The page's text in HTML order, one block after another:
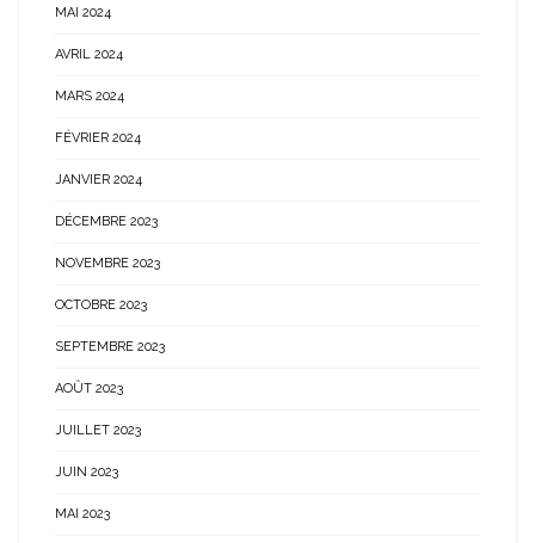
MAI 2024
AVRIL 2024
MARS 2024
FÉVRIER 2024
JANVIER 2024
DÉCEMBRE 2023
NOVEMBRE 2023
OCTOBRE 2023
SEPTEMBRE 2023
AOÛT 2023
JUILLET 2023
JUIN 2023
MAI 2023